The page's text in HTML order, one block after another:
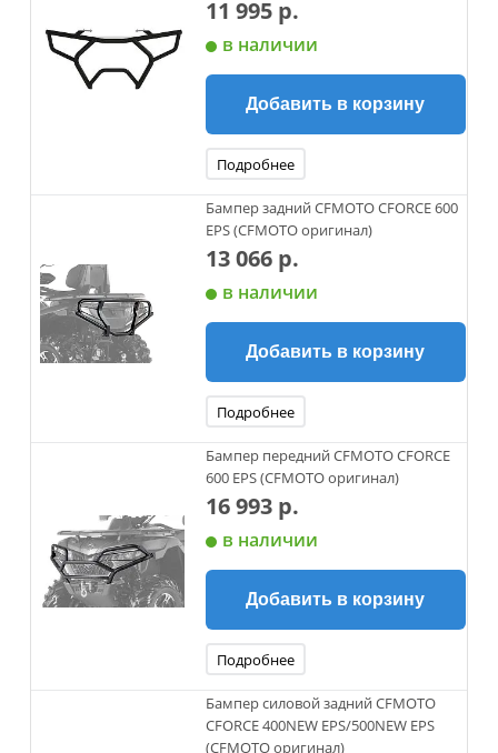
11 995 р.
в наличии
Добавить в корзину
Подробнее
Бампер задний CFMOTO CFORCE 600
EPS (CFMOTO оригинал)
13 066 р.
в наличии
Добавить в корзину
Подробнее
Бампер передний CFMOTO CFORCE
600 EPS (CFMOTO оригинал)
16 993 р.
в наличии
Добавить в корзину
Подробнее
Бампер силовой задний CFMOTO
CFORCE 400NEW EPS/500NEW EPS
(CFMOTO оригинал)